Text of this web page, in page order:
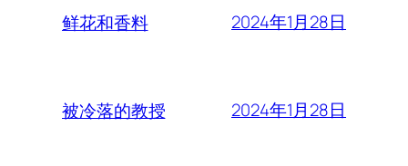
鲜花和香料 2024年1月28日
被冷落的教授 2024年1月28日